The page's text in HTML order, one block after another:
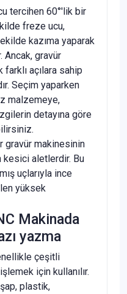
tercihen 60°'lik bir
freze ucu,
kazıma yaparak
Ancak, gravür
açılara sahip
Seçim yaparken
malzemeye,
detayına göre
gravür makinesinin
kesici aletlerdir. Bu
uçlarıyla ince
yüksek
Makinada
yazma
çeşitli
için kullanılır.
plastik,